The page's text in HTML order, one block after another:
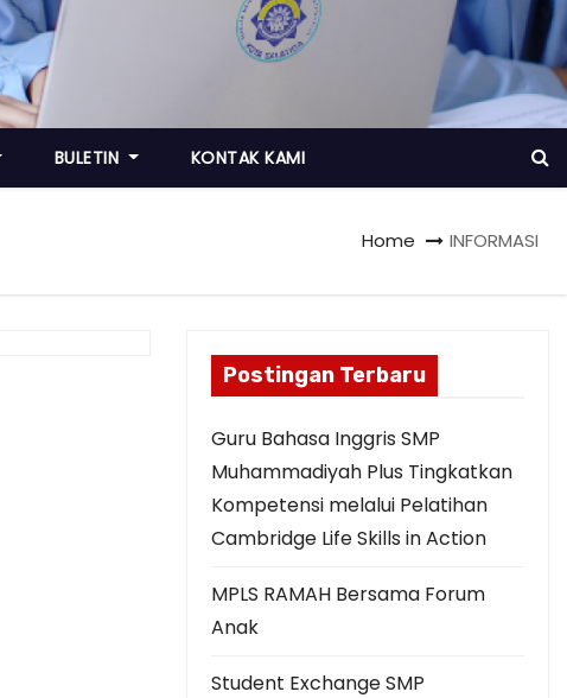
BULETIN KONTAK KAMI
Home INFORMASI
Postingan Terbaru
Guru Bahasa Inggris SMP
Muhammadiyah Plus Tingkatkan
Kompetensi melalui Pelatihan
Cambridge Life Skills in Action
MPLS RAMAH Bersama Forum
Anak
Student Exchange SMP